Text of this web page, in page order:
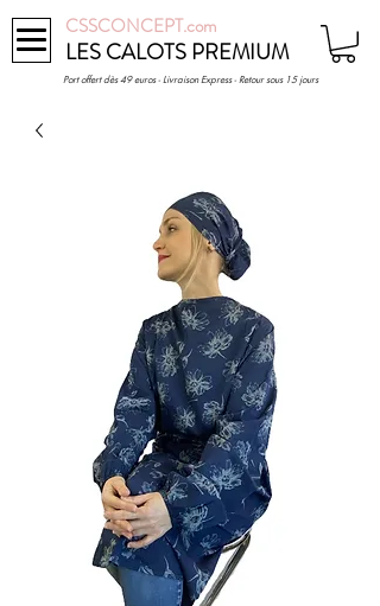
CSSCONCEPT.com
LES CALOTS PREMIUM
Port offert dès 49 euros - Livraison Express - Retour sous 15 jours